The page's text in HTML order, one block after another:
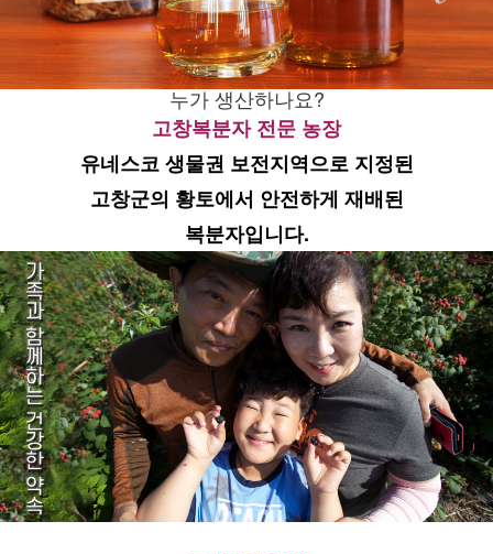
누가 생산하나요?
고창복분자 전문 농장
유네스코 생물권 보전지역으로 지정된
고창군의 황토에서 안전하게 재배된
복분자입니다.